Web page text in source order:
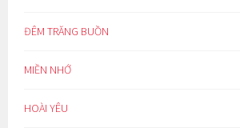
ĐÊM TRĂNG BUỒN
MIỀN NHỚ
HOÀI YÊU